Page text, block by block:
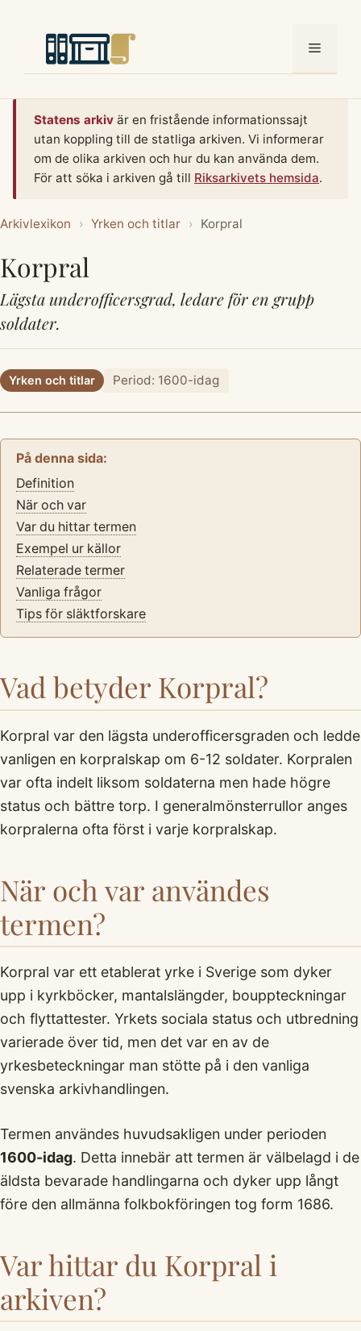
innehåll
Meny
Statens arkiv är en fristående informationssajt
utan koppling till de statliga arkiven. Vi informerar
om de olika arkiven och hur du kan använda dem.
För att söka i arkiven gå till Riksarkivets hemsida.
Arkivlexikon › Yrken och titlar › Korpral
Korpral
Lägsta underofficersgrad, ledare för en grupp
soldater.
Yrken och titlar Period: 1600-idag
På denna sida:
Definition
När och var
Var du hittar termen
Exempel ur källor
Relaterade termer
Vanliga frågor
Tips för släktforskare
Vad betyder Korpral?
Korpral var den lägsta underofficersgraden och ledde
vanligen en korpralskap om 6-12 soldater. Korpralen
var ofta indelt liksom soldaterna men hade högre
status och bättre torp. I generalmönsterrullor anges
korpralerna ofta först i varje korpralskap.
När och var användes
termen?
Korpral var ett etablerat yrke i Sverige som dyker
upp i kyrkböcker, mantalslängder, bouppteckningar
och flyttattester. Yrkets sociala status och utbredning
varierade över tid, men det var en av de
yrkesbeteckningar man stötte på i den vanliga
svenska arkivhandlingen.
Termen användes huvudsakligen under perioden
1600-idag. Detta innebär att termen är välbelagd i de
äldsta bevarade handlingarna och dyker upp långt
före den allmänna folkbokföringen tog form 1686.
Var hittar du Korpral i
arkiven?